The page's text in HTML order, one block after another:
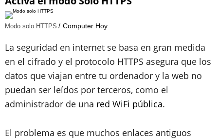
Modo solo HTTPS Computer Hoy
La seguridad en internet se basa en gran medida
en el cifrado y el protocolo HTTPS asegura que los
datos que viajan entre tu ordenador y la web no
puedan ser leídos por terceros, como el
administrador de una red WiFi pública.
El problema es que muchos enlaces antiguos